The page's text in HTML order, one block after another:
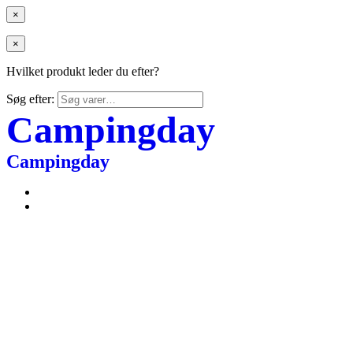
×
×
Hvilket produkt leder du efter?
Søg efter:
Campingday
Campingday